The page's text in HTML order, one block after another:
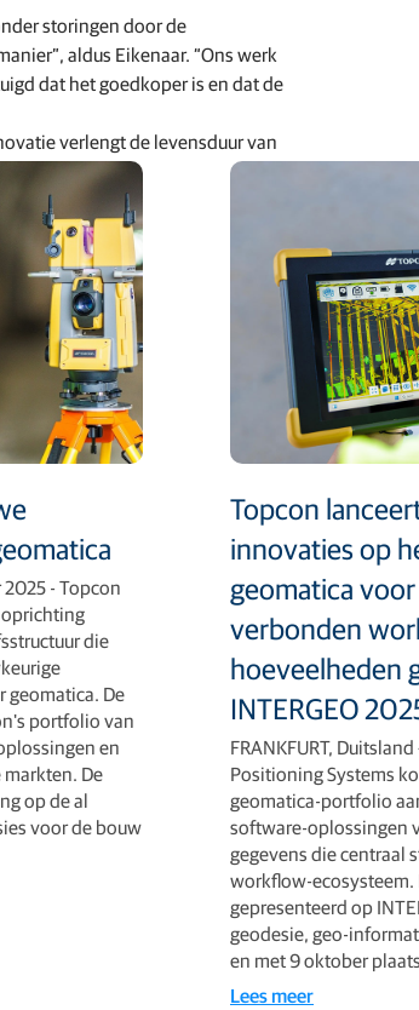
storingen door de
aldus Eikenaar. “Ons werk
dat het goedkoper is en dat de
verlengt de levensduur van
- Topcon
die
De
portfolio van
en
De
op de al
voor de bouw
Topcon
innovaties op
geomatica
verbonden
hoeveelheden
INTERGEO
FRANKFURT,
Positioning Systems
geomatica-portfolio
software-oplossingen
gegevens die centraal
workflow-
gepresenteerd op
geodesie, geo-
en met 9 oktober
Lees meer